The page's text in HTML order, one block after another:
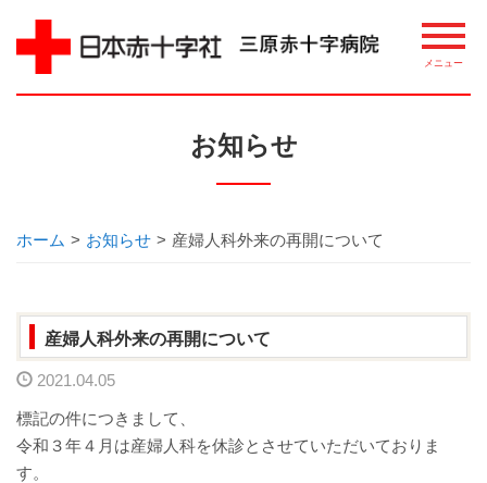
ごあいさつ
相談窓口
病院指標について
お知らせ
ホーム > お知らせ > 産婦人科外来の再開について
産婦人科外来の再開について
2021.04.05
標記の件につきまして、
令和３年４月は産婦人科を休診とさせていただいておりま
す。